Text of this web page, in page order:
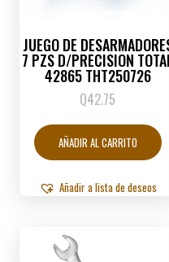
JUEGO DE
7 PZS D/PRECISION
42865 THT250726
Q42.75
AÑADIR AL CARRITO
Añadir a lista de deseos